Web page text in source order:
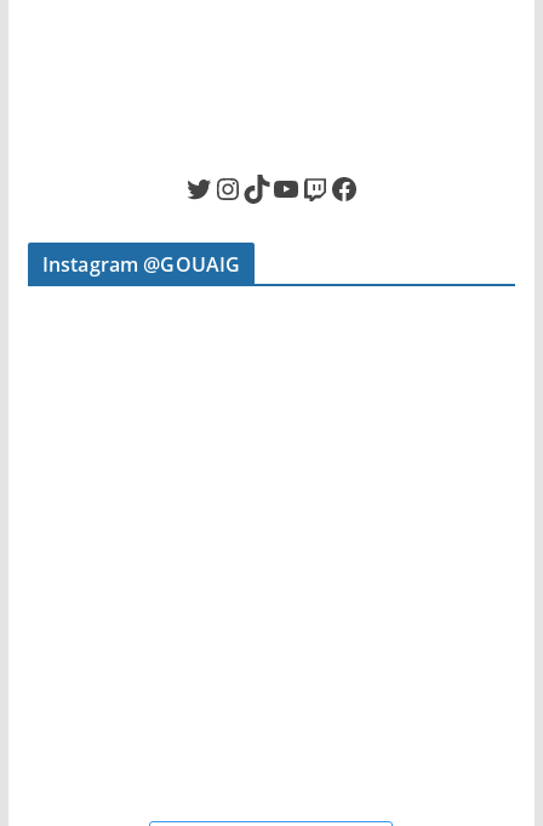
Twitter InstagramTikTok YouTube Twitch Facebook
Instagram @GOUAIG